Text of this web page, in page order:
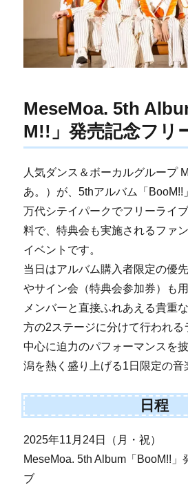
MeseMoa. 5th
M!!」発売記念フリ
人気ダンス＆ボーカルグループ
あ。）が、5thアルバム「BooM!!
万代シテイパークでフリーライ
料で、特典会も実施されるファ
イベントです。
当日はアルバム購入者限定の優
やサイン会（特典会参加券）も
メンバーと直接ふれあえる貴重
方の2ステージに分けて行われる
中心に迫力のパフォーマンスを
潟を熱く盛り上げる1日限定の音
日程
2025年11月24日（月・祝）
MeseMoa. 5th Album「BooM!!」
ブ